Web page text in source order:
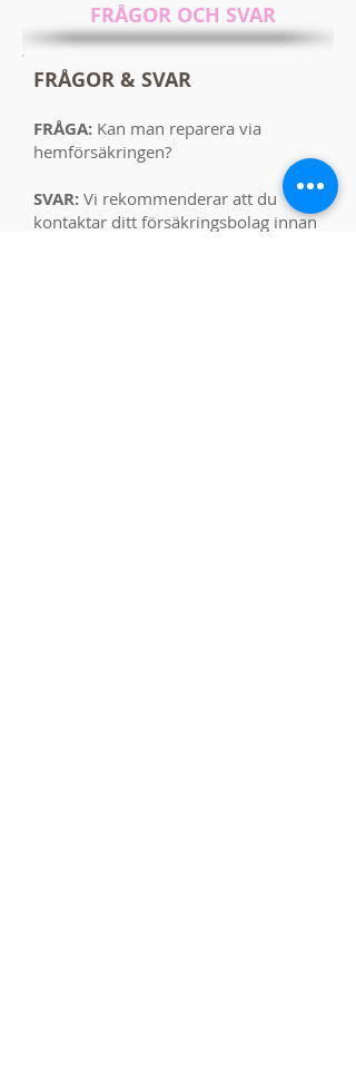
FRÅGOR OCH SVAR
FRÅGOR & SVAR
FRÅGA: Kan man reparera via
hemförsäkringen?
SVAR: Vi rekommenderar att du
kontaktar ditt försäkringsbolag innan